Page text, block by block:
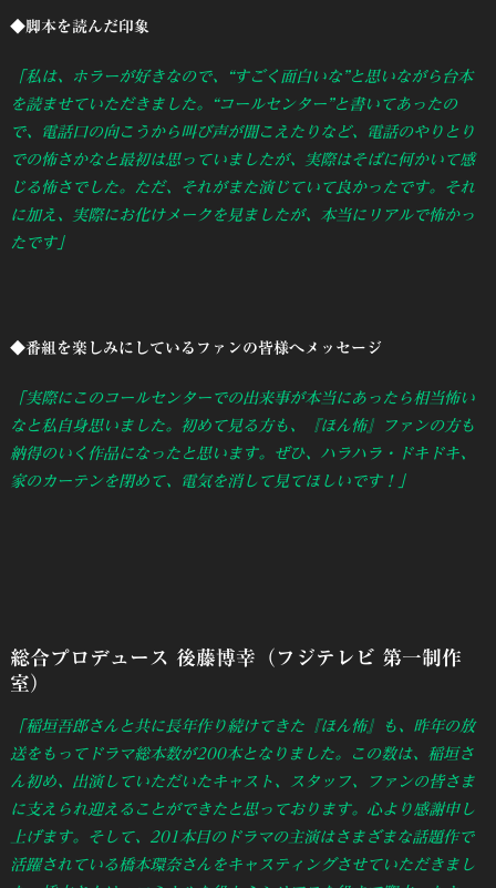
◆脚本を読んだ印象
「私は、ホラーが好きなので、“すごく面白いな”と思いながら台本
を読ませていただきました。“コールセンター”と書いてあったの
で、電話口の向こうから叫び声が聞こえたりなど、電話のやりとり
での怖さかなと最初は思っていましたが、実際はそばに何かいて感
じる怖さでした。ただ、それがまた演じていて良かったです。それ
に加え、実際にお化けメークを見ましたが、本当にリアルで怖かっ
たです」
◆番組を楽しみにしているファンの皆様へメッセージ
「実際にこのコールセンターでの出来事が本当にあったら相当怖い
なと私自身思いました。初めて見る方も、『ほん怖』ファンの方も
納得のいく作品になったと思います。ぜひ、ハラハラ・ドキドキ、
家のカーテンを閉めて、電気を消して見てほしいです！」
総合プロデュース 後藤博幸（フジテレビ 第一制作
室）
「稲垣吾郎さんと共に長年作り続けてきた『ほん怖』も、昨年の放
送をもってドラマ総本数が200本となりました。この数は、稲垣さ
ん初め、出演していただいたキャスト、スタッフ、ファンの皆さま
に支えられ迎えることができたと思っております。心より感謝申し
上げます。そして、201本目のドラマの主演はさまざまな話題作で
活躍されている橋本環奈さんをキャスティングさせていただきまし